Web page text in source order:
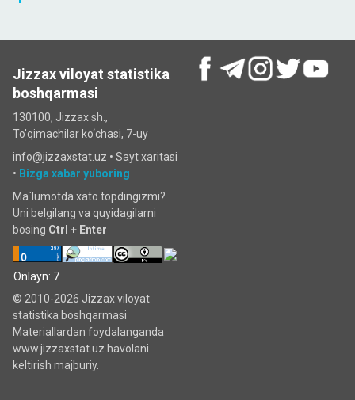
Jizzax viloyat statistika
boshqarmasi
130100, Jizzax sh.,
To'qimachilar ko‘chаsi, 7-uy
info@jizzaxstat.uz • Sayt xaritasi
• Bizga xabar yuboring
Ma`lumotda xato topdingizmi?
Uni belgilang va quyidagilarni
bosing Ctrl + Enter
Onlayn: 7
© 2010-2026 Jizzax viloyat
statistika boshqarmasi
Materiallardan foydalanganda
www.jizzaxstat.uz havolani
keltirish majburiy.